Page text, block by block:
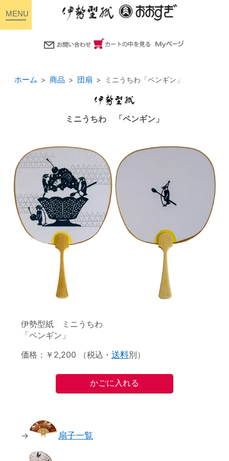
ホーム 商品 団扇 ミニうちわ「ペンギン」
ミニうちわ 「ペンギン」
伊勢型紙 ミニうちわ
「ペンギン」
価格：￥2,200 （税込・ 送料別）
→ 扇子一覧
toggle
navigation